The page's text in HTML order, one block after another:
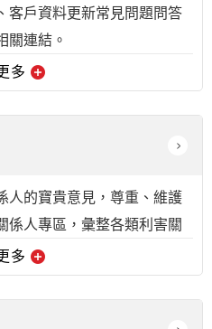
客戶資料更新常見問題問答
關連結。
多
人的寶貴意見，尊重、維護
係人專區，彙整各類利害關
通的溝通管道。
多